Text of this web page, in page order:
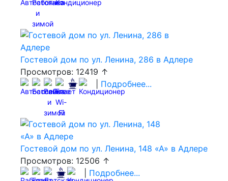
Гостевой дом по ул. Ленина, 286 в Адлере
Просмотров: 12419 ↑
Подробнее...
Гостевой дом по ул. Ленина, 148 «А» в Адлере
Просмотров: 12506 ↑
Подробнее...